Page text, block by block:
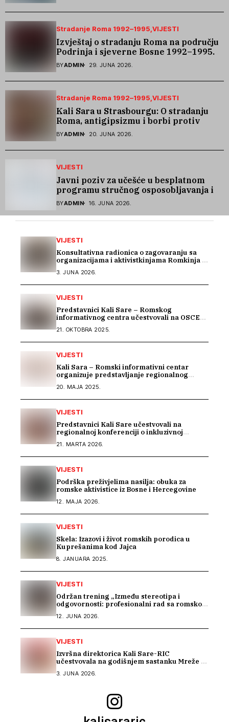
Stradanje Roma 1992–1995 VIJESTI
Izvještaj o stradanju Roma na području
Podrinja i sjeverne Bosne 1992–1995.
godine
BYADMIN 29. JUNA 2026.
Stradanje Roma 1992–1995 VIJESTI
Kali Sara u Strasbourgu: O stradanju
Roma, antigipsizmu i borbi protiv
govora mržnje
BYADMIN 20. JUNA 2026.
VIJESTI
Javni poziv za učešće u besplatnom
programu stručnog osposobljavanja i
podrške pri zapošljavanju
BYADMIN 16. JUNA 2026.
VIJESTI
Konsultativna radionica o zagovaranju sa
organizacijama i aktivistkinjama Romkinja i
3. JUNA 2026.
VIJESTI
Predstavnici Kali Sare – Romskog
informativnog centra učestvovali na OSCE
21. OKTOBRA 2025.
VIJESTI
Kali Sara – Romski informativni centar
organizuje predstavljanje regionalnog
OF ROMA IN THE WESTERN BALKANS“
20. MAJA 2025.
VIJESTI
Predstavnici Kali Sare učestvovali na
regionalnoj konferenciji o inkluzivnoj
21. MARTA 2026.
VIJESTI
Podrška preživjelima nasilja: obuka za
romske aktivistice iz Bosne i Hercegovine
12. MAJA 2026.
VIJESTI
Skela: Izazovi i život romskih porodica u
Kuprešanima kod Jajca
8. JANUARA 2025.
VIJESTI
Održan trening „Između stereotipa i
odgovornosti: profesionalni rad sa romskom
12. JUNA 2026.
VIJESTI
Izvršna direktorica Kali Sare-RIC
učestvovala na godišnjem sastanku Mreže za
3. JUNA 2026.